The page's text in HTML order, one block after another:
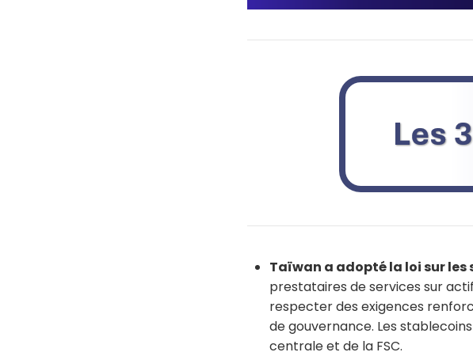
Taïwan a adopté la loi sur
prestataires de services sur
respecter des exigences
de gouvernance. Les
centrale et de la FSC.